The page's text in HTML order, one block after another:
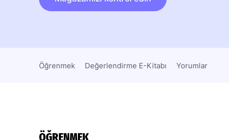
Öğrenmek Değerlendirme E-Kitabı Yorumlar
ÖĞRENMEK